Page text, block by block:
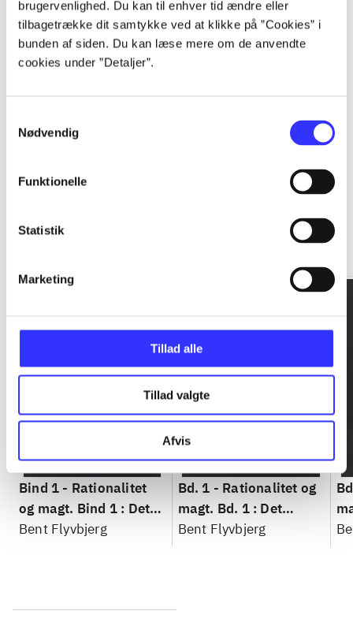
brugervenlighed. Du kan til enhver tid ændre eller
tilbagetrække dit samtykke ved at klikke på ”Cookies” i
bunden af siden. Du kan læse mere om de anvendte
cookies under ”Detaljer”.
Nødvendig
Funktionelle
Statistik
Marketing
Tillad alle
Tillad valgte
Afvis
...
Bind 1 - Rationalitet
og magt. Bind 1 : Det
konkretes videnskab
Bent Flyvbjerg
Bd. 1 - Rationalitet og
magt. Bd. 1 : Det
konkretes videnskab
Bent Flyvbjerg